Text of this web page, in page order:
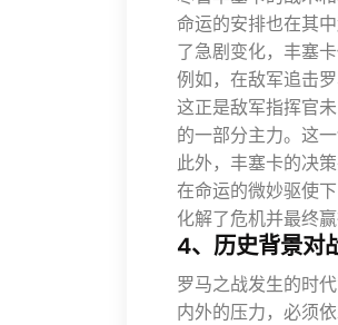
命运的安排也在其
了急剧变化，丰塞
例如，在敌军追击
这正是敌军指挥官
的一部分主力。这
此外，丰塞卡的决
在命运的微妙驱使
化解了危机并最终
4、历史背景对
罗马之战发生的时
内外的压力，必须